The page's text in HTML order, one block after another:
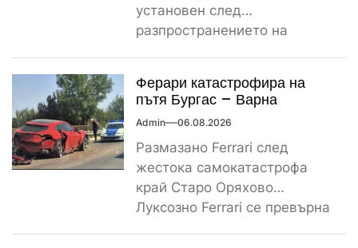
установен след
разпространението на
1000...
Ферари катастрофира на
пътя Бургас – Варна
Admin 06.08.2026
Размазано Ferrari след
жестока самокатастрофа
край Старо Оряхово
Луксозно Ferrari се превърна